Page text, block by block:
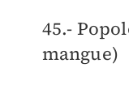
45.-
mangue)